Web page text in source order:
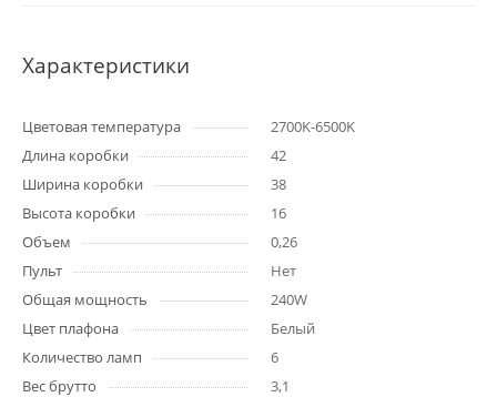
Характеристики
Цветовая температура
2700K-6500K
Длина коробки
42
Ширина коробки
38
Высота коробки
16
Объем
0,26
Пульт
Нет
Общая мощность
240W
Цвет плафона
Белый
Количество ламп
6
Вес брутто
3,1